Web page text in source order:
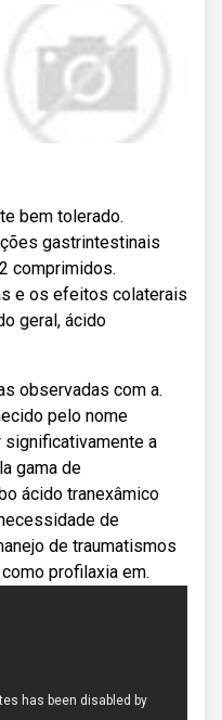
bem tolerado.
gastrintestinais
comprimidos.
e os efeitos colaterais
geral, ácido
observadas com a.
pelo nome
significativamente a
gama de
ácido tranexâmico
de
de traumatismos
profilaxia em.